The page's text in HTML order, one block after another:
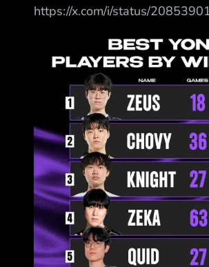
表現得更好，所以比起過去來
好了 Q. 比起非 AD 陣容，果然
陣容對你來說更好一些吧 剛開
陣容
https://x.com/i/status/
勝率最高的選手是宙斯 再來是
名神左... 接著是zeka 西方勝率
起來蠻合理的一個排行 所以我
呢？ https://i.mopix.cc/